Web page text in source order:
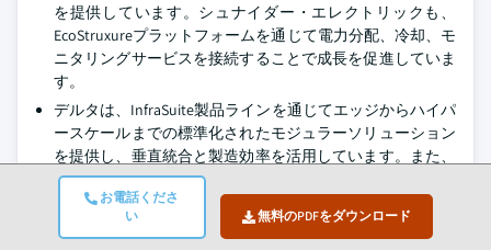
お電話くださ
い
無料のPDFをダウンロード
を提供しています。シュナイダー・エレクトリックも、
EcoStruxureプラットフォームを通じて電力分配、冷却、モ
ニタリングサービスを接続することで成長を促進していま
す。
デルタは、InfraSuite製品ラインを通じてエッジからハイパ
ースケールまでの標準化されたモジュラーソリューション
を提供し、垂直統合と製造効率を活用しています。また、
液冷技術やフリーコーリングエコナマイザーへの投資を行
い、専門的な産業ソリューションを提供しています。
Vertivは、金融サービス、医療、政府などの分野で高信頼